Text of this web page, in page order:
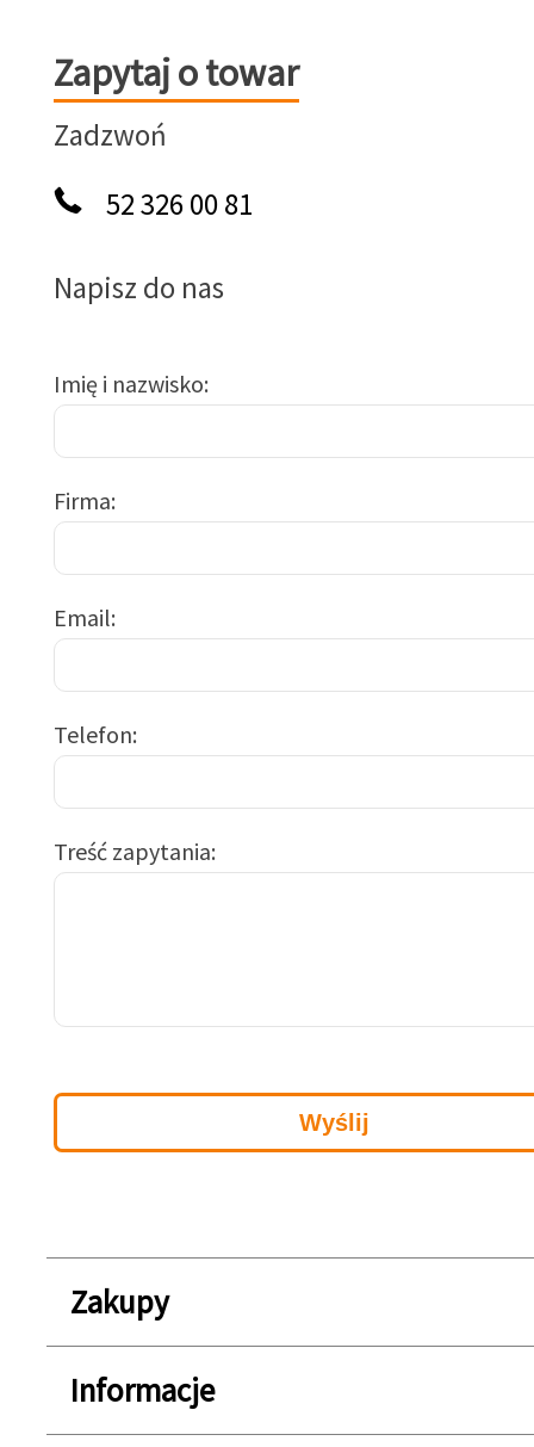
Zapytaj o towar
Zapytaj o towar
Zadzwoń
52 326 00 81
Napisz do nas
Imię i nazwisko
Firma
Email
Telefon
Treść zapytania
Zakupy
Informacje